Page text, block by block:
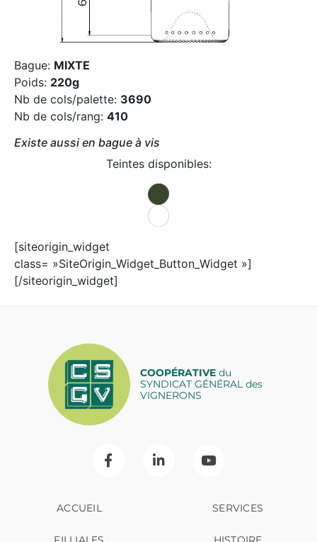
Bague: MIXTE
Poids: 220g
Nb de cols/palette: 3690
Nb de cols/rang: 410
Existe aussi en bague à vis
Teintes disponibles:
[siteorigin_widget
class= »SiteOrigin_Widget_Button_Widget »]
[/siteorigin_widget]
COOPÉRATIVEdu
SYNDICAT GÉNÉRAL des
VIGNERONS
ACCUEIL SERVICES